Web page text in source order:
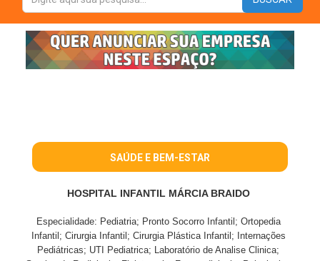
SAÚDE E BEM-ESTAR
HOSPITAL INFANTIL MÁRCIA BRAIDO
Especialidade: Pediatria; Pronto Socorro Infantil; Ortopedia
Infantil; Cirurgia Infantil; Cirurgia Plástica Infantil; Internações
Pediátricas; UTI Pediatrica; Laboratório de Analise Clinica;